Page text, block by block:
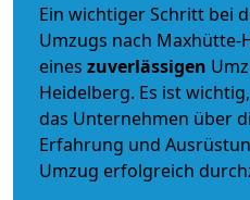
Ein wichtiger Schritt bei
Umzugs nach Maxhütte-
eines zuverlässigen
Heidelberg. Es ist
das Unternehmen über
Erfahrung und
Umzug erfolgreich